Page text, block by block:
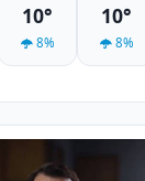
10°
8%
10°
8%